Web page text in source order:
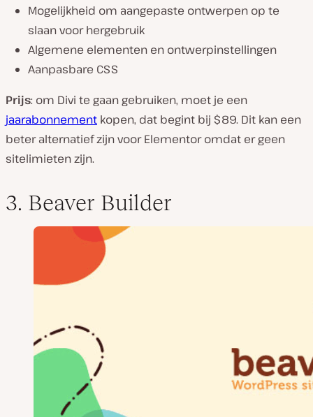
Mogelijkheid om aangepaste ontwerpen op te
slaan voor hergebruik
Algemene elementen en ontwerpinstellingen
Aanpasbare CSS
Prijs: om Divi te gaan gebruiken, moet je een
jaarabonnement kopen, dat begint bij $89. Dit kan een
beter alternatief zijn voor Elementor omdat er geen
sitelimieten zijn.
3. Beaver Builder